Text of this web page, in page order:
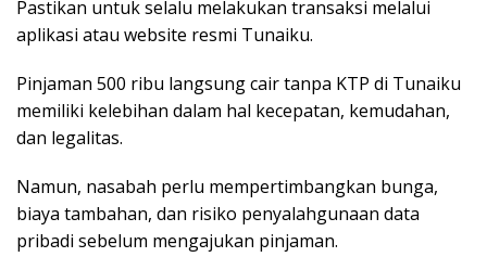
Pastikan untuk selalu melakukan transaksi melalui
aplikasi atau website resmi Tunaiku.
Pinjaman 500 ribu langsung cair tanpa KTP di Tunaiku
memiliki kelebihan dalam hal kecepatan, kemudahan,
dan legalitas.
Namun, nasabah perlu mempertimbangkan bunga,
biaya tambahan, dan risiko penyalahgunaan data
pribadi sebelum mengajukan pinjaman.